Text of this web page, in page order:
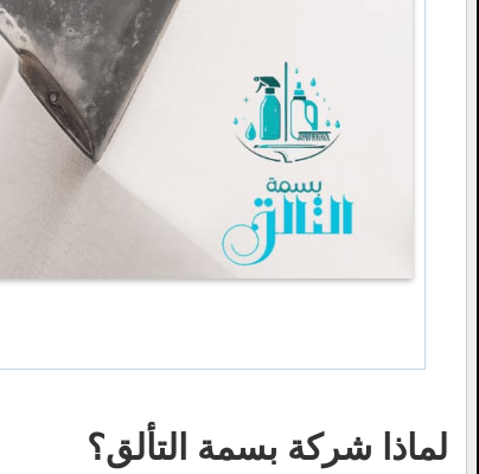
لماذا شركة بسمة التألق؟